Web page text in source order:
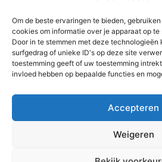
Om de beste ervaringen te bieden,
cookies om informatie over je apparaat op
Door in te stemmen met deze
surfgedrag of unieke ID's op deze site
toestemming geeft of uw toestemming
invloed hebben op bepaalde functies en
Accepteren
Weigeren
Hart van Hoorn
Amethyst 37
1625RV Hoorn
info@hartvanhoorn.nl
privacy policy